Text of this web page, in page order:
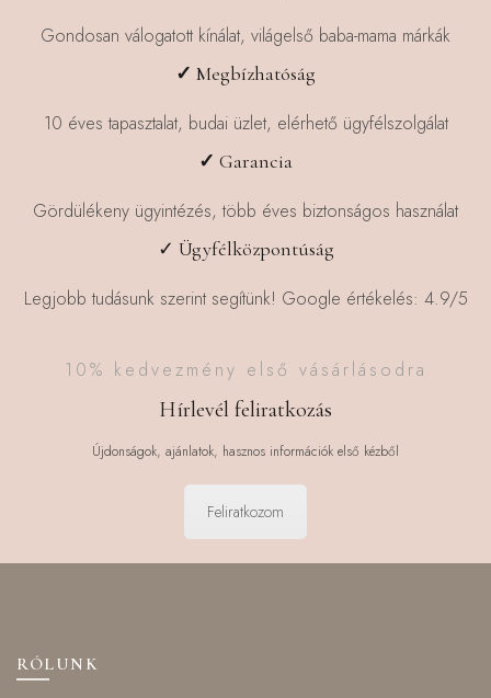
termékoldalon
választhatók
Gondosan válogatott kínálat, világelső baba-mama márkák
✓ Megbízhatóság
10 éves tapasztalat, budai üzlet, elérhető ügyfélszolgálat
✓ Garancia
Gördülékeny ügyintézés, több éves biztonságos használat
✓ Ügyfélközpontúság
Legjobb tudásunk szerint segítünk! Google értékelés: 4.9/5
10% kedvezmény első vásárlásodra
Hírlevél feliratkozás
Újdonságok, ajánlatok, hasznos információk első kézből
Feliratkozom
RÓLUNK